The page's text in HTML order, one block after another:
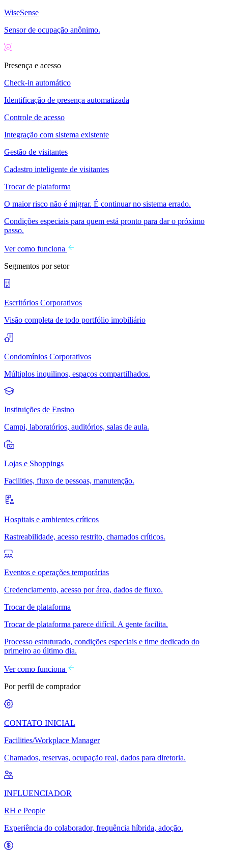
WiseSense
Sensor de ocupação anônimo.
Presença e acesso
Check-in automático
Identificação de presença automatizada
Controle de acesso
Integração com sistema existente
Gestão de visitantes
Cadastro inteligente de visitantes
Trocar de plataforma
O maior risco não é migrar. É continuar no sistema errado.
Condições especiais para quem está pronto para dar o próximo
passo.
Ver como funciona
Segmentos por setor
Escritórios Corporativos
Visão completa de todo portfólio imobiliário
Condomínios Corporativos
Múltiplos inquilinos, espaços compartilhados.
Instituições de Ensino
Campi, laboratórios, auditórios, salas de aula.
Lojas e Shoppings
Facilities, fluxo de pessoas, manutenção.
Hospitais e ambientes críticos
Rastreabilidade, acesso restrito, chamados críticos.
Eventos e operações temporárias
Credenciamento, acesso por área, dados de fluxo.
Trocar de plataforma
Trocar de plataforma parece difícil. A gente facilita.
Processo estruturado, condições especiais e time dedicado do
primeiro ao último dia.
Ver como funciona
Por perfil de comprador
CONTATO INICIAL
Facilities/Workplace Manager
Chamados, reservas, ocupação real, dados para diretoria.
INFLUENCIADOR
RH e People
Experiência do colaborador, frequência híbrida, adoção.